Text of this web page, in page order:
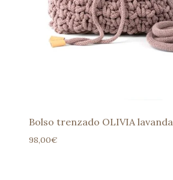
Bolso trenzado OLIVIA lavanda
98,00€